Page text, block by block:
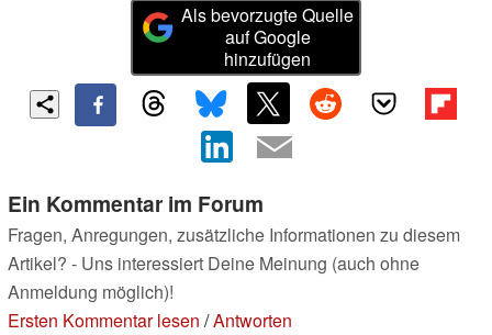
Als bevorzugte Quelle
auf Google
hinzufügen
Ein Kommentar im Forum
Fragen, Anregungen, zusätzliche Informationen zu diesem
Artikel? - Uns interessiert Deine Meinung (auch ohne
Anmeldung möglich)!
Ersten Kommentar lesen /Antworten